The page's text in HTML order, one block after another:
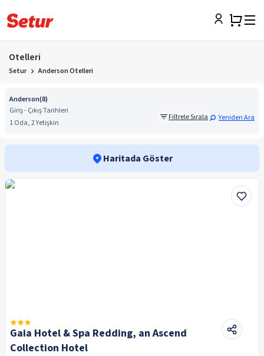
Otelleri
Setur Anderson Otelleri
Anderson(8)
Giriş - Çıkış Tarihleri
1 Oda, 2 Yetişkin
Filtrele Sırala Yeniden Ara
Haritada Göster
Gaia Hotel & Spa Redding, an Ascend
Collection Hotel